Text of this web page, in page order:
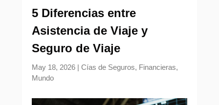
5 Diferencias entre
Asistencia de Viaje y
Seguro de Viaje
May 18, 2026| Cías de Seguros, Financieras,
Mundo